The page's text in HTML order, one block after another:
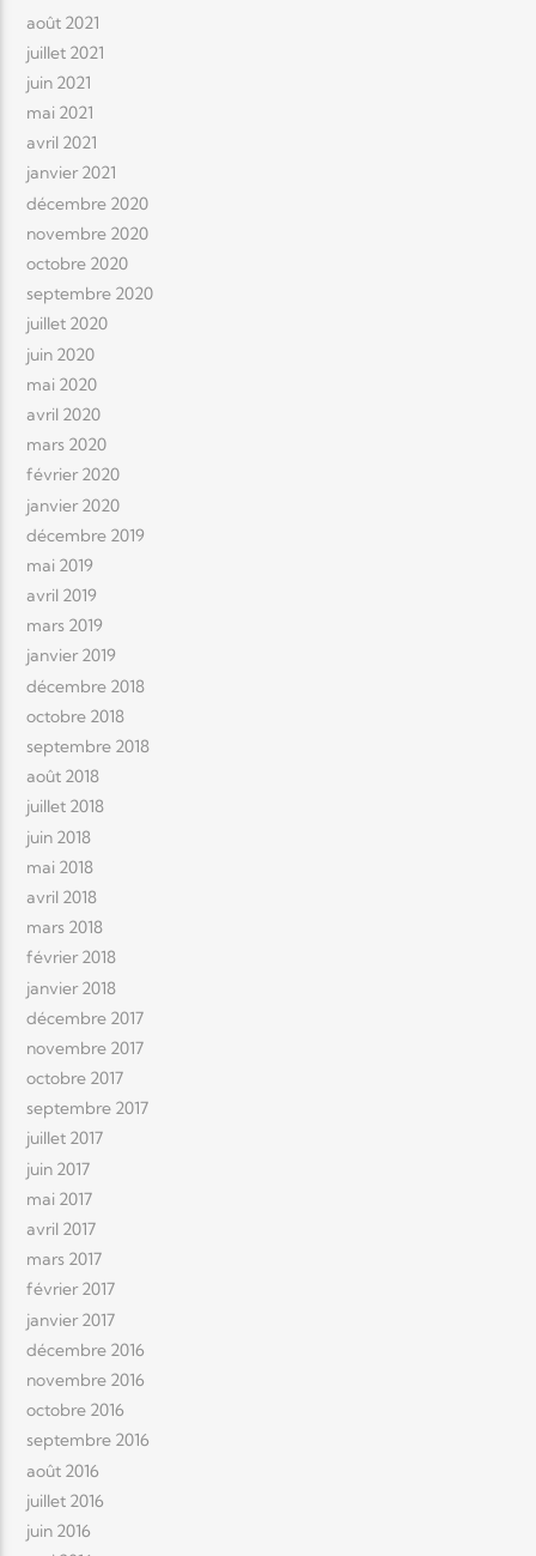
août 2021
juillet 2021
juin 2021
mai 2021
avril 2021
janvier 2021
décembre 2020
novembre 2020
octobre 2020
septembre 2020
juillet 2020
juin 2020
mai 2020
avril 2020
mars 2020
février 2020
janvier 2020
décembre 2019
mai 2019
avril 2019
mars 2019
janvier 2019
décembre 2018
octobre 2018
septembre 2018
août 2018
juillet 2018
juin 2018
mai 2018
avril 2018
mars 2018
février 2018
janvier 2018
décembre 2017
novembre 2017
octobre 2017
septembre 2017
juillet 2017
juin 2017
mai 2017
avril 2017
mars 2017
février 2017
janvier 2017
décembre 2016
novembre 2016
octobre 2016
septembre 2016
août 2016
juillet 2016
juin 2016